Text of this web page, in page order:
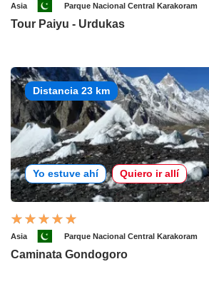
Asia Parque Nacional Central Karakoram
Tour Paiyu - Urdukas
Distancia 23 km
Yo estuve ahí Quiero ir allí
Asia Parque Nacional Central Karakoram
Caminata Gondogoro